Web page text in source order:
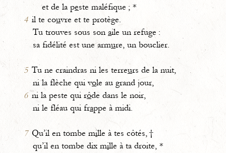
et de la peste maléfique ; *
4 il te couvre et te protège.
Tu trouves sous son aile un refuge :
sa fidélité est une armure, un bouclier.
5 Tu ne craindras ni les terreurs de la nuit,
ni la flèche qui vole au grand jour,
6 ni la peste qui rôde dans le noir,
ni le fléau qui frappe à midi.
7 Qu’il en tombe mille à tes côtés, †
qu’il en tombe dix mille à ta droite, *